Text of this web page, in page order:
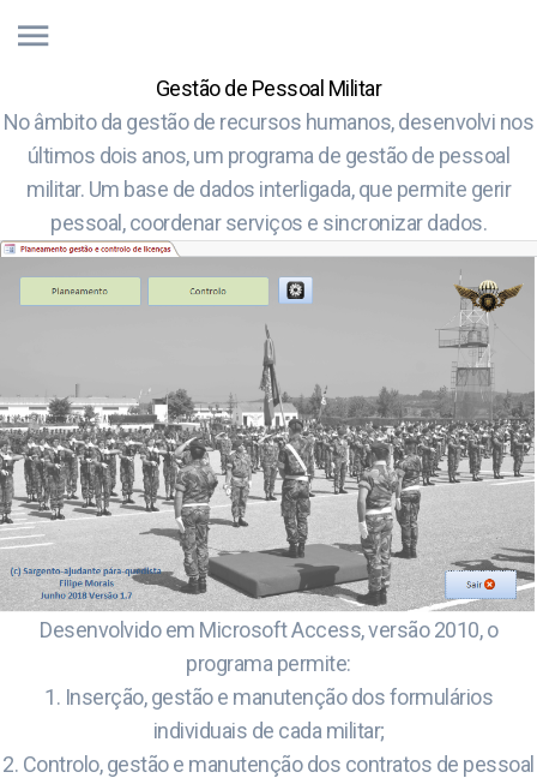
Gestão de Pessoal Militar
No âmbito da gestão de recursos humanos, desenvolvi nos
últimos dois anos, um programa de gestão de pessoal
militar. Um base de dados interligada, que permite gerir
pessoal, coordenar serviços e sincronizar dados.
Desenvolvido em Microsoft Access, versão 2010, o
programa permite:
1. Inserção, gestão e manutenção dos formulários
individuais de cada militar;
2. Controlo, gestão e manutenção dos contratos de pessoal